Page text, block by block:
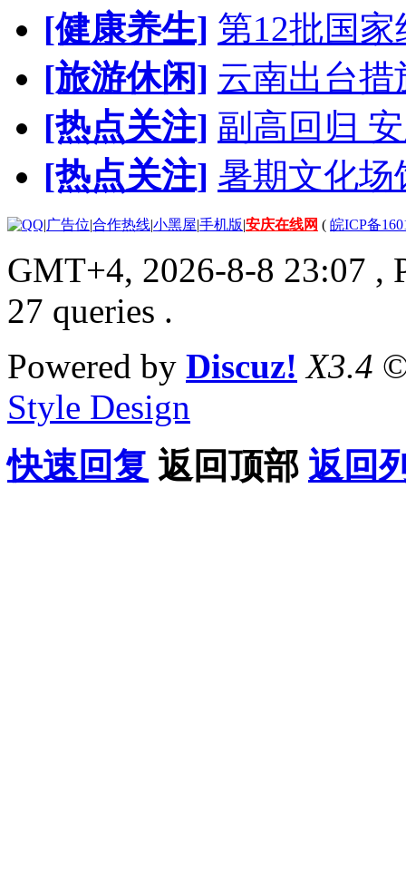
[健康养生] 第12批国
[旅游休闲] 云南出台
[热点关注] 副高回归
[热点关注] 暑期文化场
|广告位|合作热线|小黑屋|手机版|安庆在线网 ( 皖ICP备
GMT+4, 2026-8-8 23:07 ,
27 queries .
Powered by Discuz! X3.4
Style Design
快速回复 返回顶部 返回